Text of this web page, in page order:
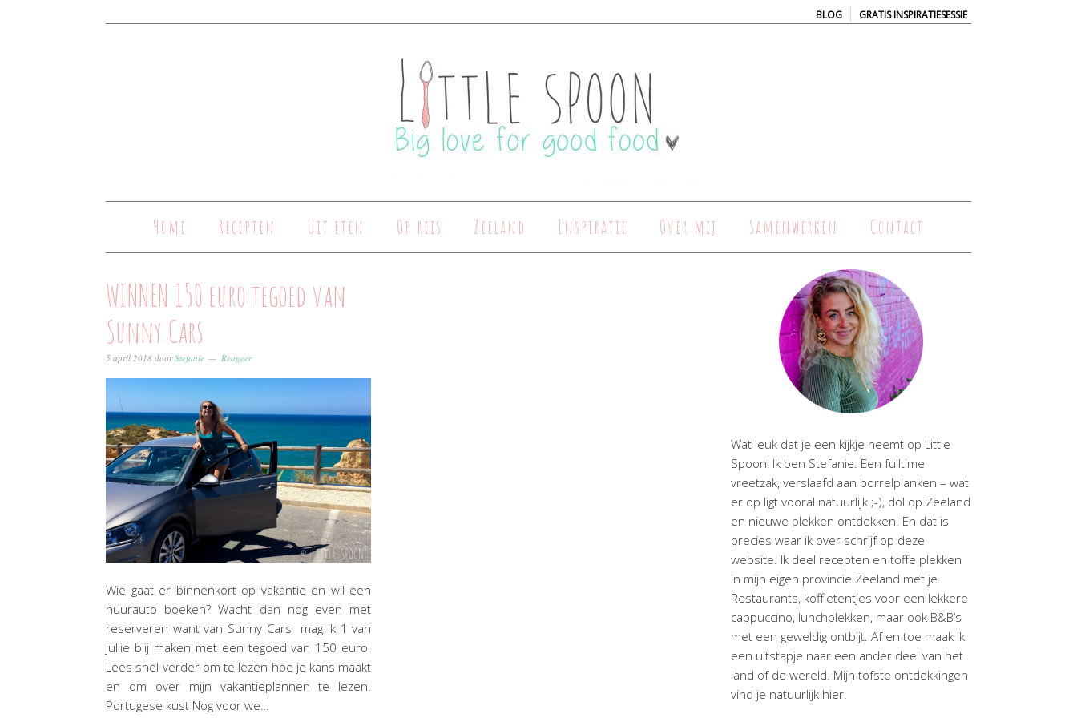
BLOG | GRATIS INSPIRATIESESSIE
Home Recepten Uit eten Op reis Zeeland Inspiratie Over mij Samenwerken Contact
WINNEN 150 euro tegoed van
Sunny Cars
5 april 2018 doorStefanie Reageer
Wie gaat er binnenkort op vakantie en wil een
huurauto boeken? Wacht dan nog even met
reserveren want van Sunny Cars mag ik 1 van
jullie blij maken met een tegoed van 150 euro.
Lees snel verder om te lezen hoe je kans maakt
en om over mijn vakantieplannen te lezen.
Portugese kust Nog voor we…
Wat leuk dat je een kijkje neemt op Little
Spoon! Ik ben Stefanie. Een fulltime
vreetzak, verslaafd aan borrelplanken – wat
er op ligt vooral natuurlijk ;-), dol op Zeeland
en nieuwe plekken ontdekken. En dat is
precies waar ik over schrijf op deze
website. Ik deel recepten en toffe plekken
in mijn eigen provincie Zeeland met je.
Restaurants, koffietentjes voor een lekkere
cappuccino, lunchplekken, maar ook B&B’s
met een geweldig ontbijt. Af en toe maak ik
een uitstapje naar een ander deel van het
land of de wereld. Mijn tofste ontdekkingen
vind je natuurlijk hier.